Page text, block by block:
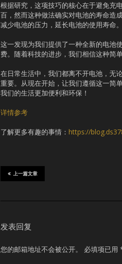
根据研究，这项技巧的核心在于避免充
百，然而这种做法确实对电池的寿命造
减少电池的压力，延长电池的使用寿命。
这一发现为我们提供了一种全新的电池
费。随着科技的进步，我们相信这种简
在日常生活中，我们都离不开电池，无
重要。从现在开始，让我们遵循这一简
我们的生活更加便利和环保！
详情参考
了解更多有趣的事情： https://
上一篇文章
发表回复
您的邮箱地址不会被公开。 必填项已用